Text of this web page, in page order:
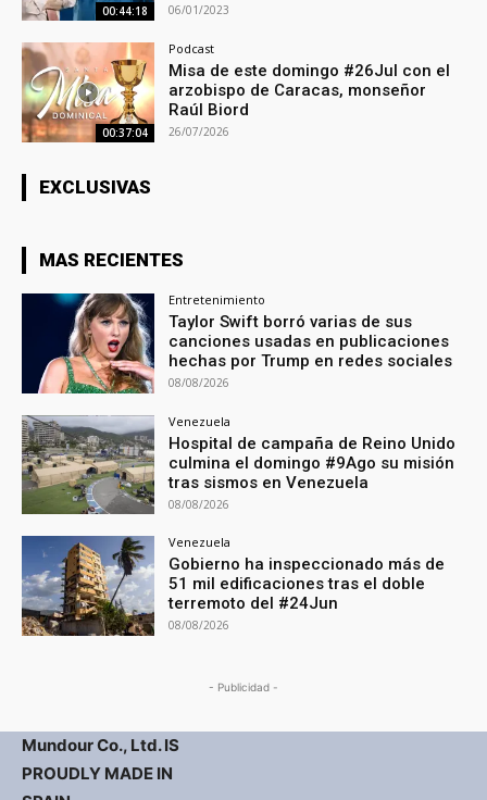
00:44:18 06/01/2023
00:37:04
Podcast
Misa de este domingo #26Jul con el
arzobispo de Caracas, monseñor
Raúl Biord
26/07/2026
EXCLUSIVAS
MAS RECIENTES
Entretenimiento
Taylor Swift borró varias de sus
canciones usadas en publicaciones
hechas por Trump en redes sociales
08/08/2026
Venezuela
Hospital de campaña de Reino Unido
culmina el domingo #9Ago su misión
tras sismos en Venezuela
08/08/2026
Venezuela
Gobierno ha inspeccionado más de
51 mil edificaciones tras el doble
terremoto del #24Jun
08/08/2026
- Publicidad -
Mundour Co., Ltd. IS
PROUDLY MADE IN